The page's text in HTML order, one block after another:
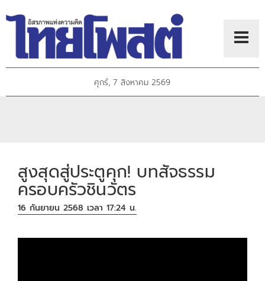
ศุกร์, 7 สิงหาคม 2569
สูงสุดสู่ประตูคุก! บทสัจธรรม
ครอบครัวชินวัตร
16 กันยายน 2568 เวลา 17:24 น.